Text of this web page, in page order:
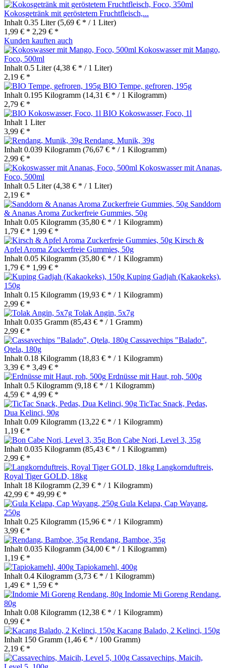
Kokosgetränk mit geröstetem Fruchtfleisch,...
Inhalt 0.35 Liter(5,69 € * / 1 Liter)
1,99 € * 2,29 € *
Kunden kauften auch
Kokoswasser mit Mango,
Foco, 500ml
Inhalt 0.5 Liter(4,38 € * / 1 Liter)
2,19 € *
BIO Tempe, gefroren, 195g
Inhalt 0.195 Kilogramm (14,31 € * / 1 Kilogramm)
2,79 € *
BIO Kokoswasser, Foco, 1l
Inhalt 1 Liter
3,99 € *
Rendang, Munik, 39g
Inhalt 0.039 Kilogramm (76,67 € * / 1 Kilogramm)
2,99 € *
Kokoswasser mit Ananas,
Foco, 500ml
Inhalt 0.5 Liter(4,38 € * / 1 Liter)
2,19 € *
Sanddorn
& Ananas Aroma Zuckerfreie Gummies, 50g
Inhalt 0.05 Kilogramm (35,80 € * / 1 Kilogramm)
1,79 € * 1,99 € *
Kirsch &
Apfel Aroma Zuckerfreie Gummies, 50g
Inhalt 0.05 Kilogramm (35,80 € * / 1 Kilogramm)
1,79 € * 1,99 € *
Kuping Gadjah (Kakaokeks),
150g
Inhalt 0.15 Kilogramm (19,93 € * / 1 Kilogramm)
2,99 € *
Tolak Angin, 5x7g
Inhalt 0.035 Gramm (85,43 € * / 1 Gramm)
2,99 € *
Cassavechips "Balado",
Qtela, 180g
Inhalt 0.18 Kilogramm (18,83 € * / 1 Kilogramm)
3,39 € * 3,49 € *
Erdnüsse mit Haut, roh, 500g
Inhalt 0.5 Kilogramm (9,18 € * / 1 Kilogramm)
4,59 € * 4,99 € *
TicTac Snack, Pedas,
Dua Kelinci, 90g
Inhalt 0.09 Kilogramm (13,22 € * / 1 Kilogramm)
1,19 € *
Bon Cabe Nori, Level 3, 35g
Inhalt 0.035 Kilogramm (85,43 € * / 1 Kilogramm)
2,99 € *
Langkornduftreis,
Royal Tiger GOLD, 18kg
Inhalt 18 Kilogramm (2,39 € * / 1 Kilogramm)
42,99 € * 49,99 € *
Gula Kelapa, Cap Wayang,
250g
Inhalt 0.25 Kilogramm (15,96 € * / 1 Kilogramm)
3,99 € *
Rendang, Bamboe, 35g
Inhalt 0.035 Kilogramm (34,00 € * / 1 Kilogramm)
1,19 € *
Tapiokamehl, 400g
Inhalt 0.4 Kilogramm (3,73 € * / 1 Kilogramm)
1,49 € * 1,59 € *
Indomie Mi Goreng Rendang,
80g
Inhalt 0.08 Kilogramm (12,38 € * / 1 Kilogramm)
0,99 € *
Kacang Balado, 2 Kelinci, 150g
Inhalt 150 Gramm (1,46 € * / 100 Gramm)
2,19 € *
Cassavechips, Maicih,